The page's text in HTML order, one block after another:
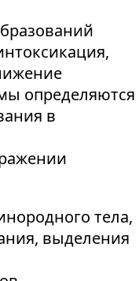
определяются
в
тела,
выделения